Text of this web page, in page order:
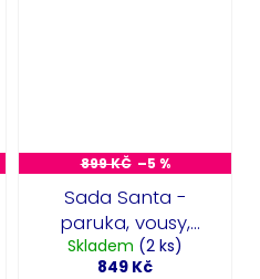
899 KČ –5 %
Sada Santa -
paruka, vousy,
brýle, fajfka
Skladem (2 ks)
849 Kč